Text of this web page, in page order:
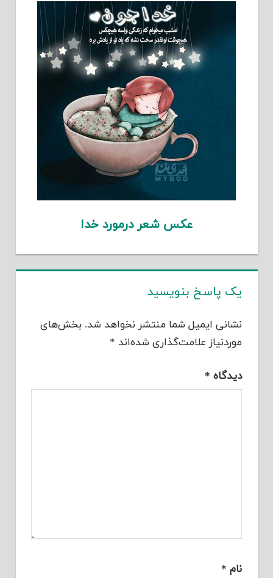
عکس شعر درمورد خدا
یک پاسخ بنویسید
نشانی ایمیل شما منتشر نخواهد شد. بخش‌های
موردنیاز علامت‌گذاری شده‌اند *
دیدگاه *
نام *